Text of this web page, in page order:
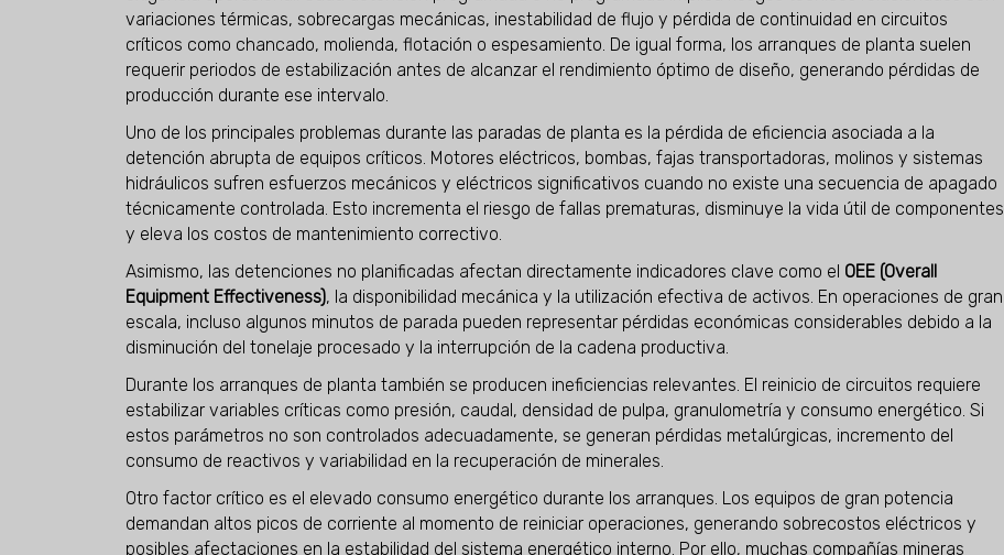
variaciones térmicas, sobrecargas mecánicas, inestabilidad de flujo y pérdida de continuidad en circuitos
críticos como chancado, molienda, flotación o espesamiento. De igual forma, los arranques de planta suelen
requerir periodos de estabilización antes de alcanzar el rendimiento óptimo de diseño, generando pérdidas de
producción durante ese intervalo.
Uno de los principales problemas durante las paradas de planta es la pérdida de eficiencia asociada a la
detención abrupta de equipos críticos. Motores eléctricos, bombas, fajas transportadoras, molinos y sistemas
hidráulicos sufren esfuerzos mecánicos y eléctricos significativos cuando no existe una secuencia de apagado
técnicamente controlada. Esto incrementa el riesgo de fallas prematuras, disminuye la vida útil de componentes
y eleva los costos de mantenimiento correctivo.
Asimismo, las detenciones no planificadas afectan directamente indicadores clave como el OEE (Overall
Equipment Effectiveness), la disponibilidad mecánica y la utilización efectiva de activos. En operaciones de gran
escala, incluso algunos minutos de parada pueden representar pérdidas económicas considerables debido a la
disminución del tonelaje procesado y la interrupción de la cadena productiva.
Durante los arranques de planta también se producen ineficiencias relevantes. El reinicio de circuitos requiere
estabilizar variables críticas como presión, caudal, densidad de pulpa, granulometría y consumo energético. Si
estos parámetros no son controlados adecuadamente, se generan pérdidas metalúrgicas, incremento del
consumo de reactivos y variabilidad en la recuperación de minerales.
Otro factor crítico es el elevado consumo energético durante los arranques. Los equipos de gran potencia
demandan altos picos de corriente al momento de reiniciar operaciones, generando sobrecostos eléctricos y
posibles afectaciones en la estabilidad del sistema energético interno. Por ello, muchas compañías mineras